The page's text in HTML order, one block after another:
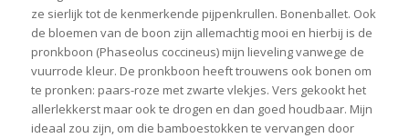
ze sierlijk tot de kenmerkende pijpenkrullen. Bonenballet. Ook
de bloemen van de boon zijn allemachtig mooi en hierbij is de
pronkboon (Phaseolus coccineus) mijn lieveling vanwege de
vuurrode kleur. De pronkboon heeft trouwens ook bonen om
te pronken: paars-roze met zwarte vlekjes. Vers gekookt het
allerlekkerst maar ook te drogen en dan goed houdbaar. Mijn
ideaal zou zijn, om die bamboestokken te vervangen door